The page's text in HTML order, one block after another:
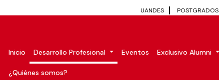
UANDES POSTGRADOS
Inicio Desarrollo Profesional Eventos Exclusivo Alumni
¿Quiénes somos?